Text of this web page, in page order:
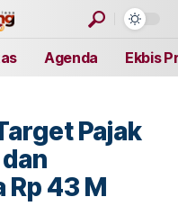
Agenda Ekbis
Pajak
Rp 43 M